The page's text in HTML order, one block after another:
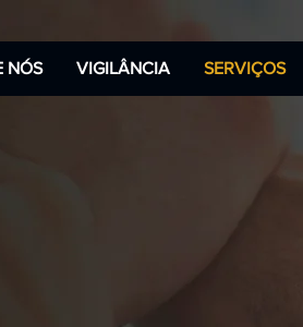
NÓS VIGILÂNCIA SERVIÇOS